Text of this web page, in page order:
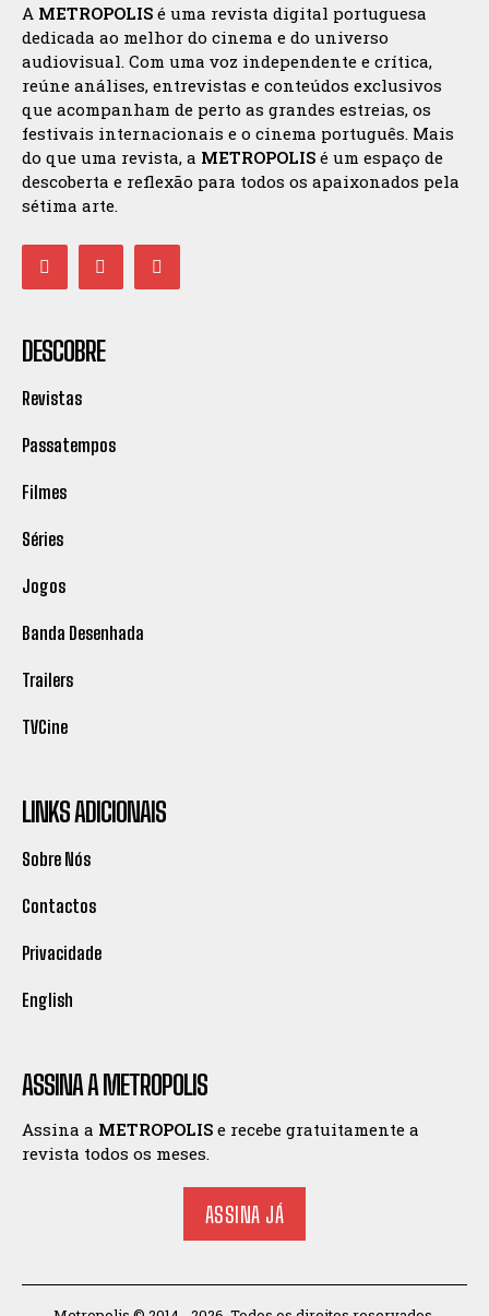
A METROPOLIS é uma revista digital portuguesa
dedicada ao melhor do cinema e do universo
audiovisual. Com uma voz independente e crítica,
reúne análises, entrevistas e conteúdos exclusivos
que acompanham de perto as grandes estreias, os
festivais internacionais e o cinema português. Mais
do que uma revista, a METROPOLIS é um espaço de
descoberta e reflexão para todos os apaixonados pela
sétima arte.
DESCOBRE
Revistas
Passatempos
Filmes
Séries
Jogos
Banda Desenhada
Trailers
TVCine
LINKS ADICIONAIS
Sobre Nós
Contactos
Privacidade
English
ASSINA A METROPOLIS
Assina a METROPOLIS e recebe gratuitamente a
revista todos os meses.
ASSINA JÁ